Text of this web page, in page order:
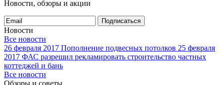
Новости, обзоры и акции
Подписаться
Новости
Все новости
26 февраля 2017 Пополнение подвесных потолков 25 февраля
2017 ФАС разрешил рекламировать строительство частных
коттеджей и бань
Все новости
Обзоры и советы